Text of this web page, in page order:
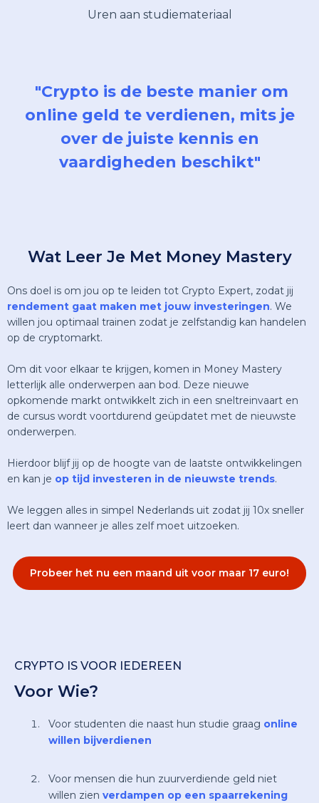
Uren aan studiemateriaal
"Crypto is de beste manier om
online geld te verdienen, mits je
over de juiste kennis en
vaardigheden beschikt"
Wat Leer Je Met Money Mastery
Ons doel is om jou op te leiden tot Crypto Expert, zodat jij
rendement gaat maken met jouw investeringen. We
willen jou optimaal trainen zodat je zelfstandig kan handelen
op de cryptomarkt.
Om dit voor elkaar te krijgen, komen in Money Mastery
letterlijk alle onderwerpen aan bod. Deze nieuwe
opkomende markt ontwikkelt zich in een sneltreinvaart en
de cursus wordt voortdurend geüpdatet met de nieuwste
onderwerpen.
Hierdoor blijf jij op de hoogte van de laatste ontwikkelingen
en kan je op tijd investeren in de nieuwste trends.
We leggen alles in simpel Nederlands uit zodat jij 10x sneller
leert dan wanneer je alles zelf moet uitzoeken.
Probeer het nu een maand uit voor maar 17 euro!
CRYPTO IS VOOR IEDEREEN
Voor Wie?
Voor studenten die naast hun studie graag online
willen bijverdienen
Voor mensen die hun zuurverdiende geld niet
willen zien verdampen op een spaarrekening